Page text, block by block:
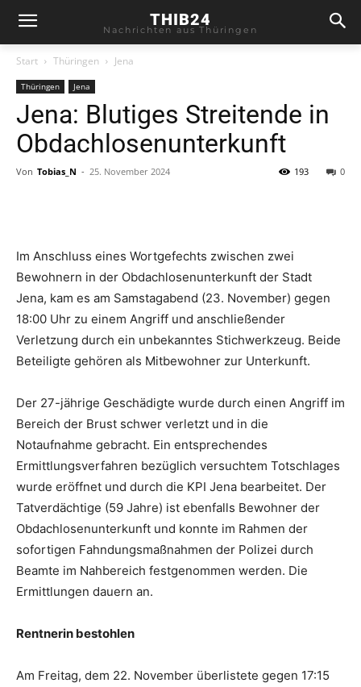
THIB24
Nachrichten aus Thüringen
Start Thüringen Jena
Thüringen Jena
Jena: Blutiges Streitende in
Obdachlosenunterkunft
Von Tobias_N - 25. November 2024 0
193
Im Anschluss eines Wortgefechts zwischen zwei
Bewohnern in der Obdachlosenunterkunft der Stadt
Jena, kam es am Samstagabend (23. November) gegen
18:00 Uhr zu einem Angriff und anschließender
Verletzung durch ein unbekanntes Stichwerkzeug. Beide
Beteiligte gehören als Mitbewohner zur Unterkunft.
Der 27-jährige Geschädigte wurde durch einen Angriff im
Bereich der Brust schwer verletzt und in die
Notaufnahme gebracht. Ein entsprechendes
Ermittlungsverfahren bezüglich versuchtem Totschlages
wurde eröffnet und durch die KPI Jena bearbeitet. Der
Tatverdächtige (59 Jahre) ist ebenfalls Bewohner der
Obdachlosenunterkunft und konnte im Rahmen der
sofortigen Fahndungsmaßnahmen der Polizei durch
Beamte im Nahbereich festgenommen werden. Die
Ermittlungen dauern an.
Rentnerin bestohlen
Am Freitag, dem 22. November überlistete gegen 17:15